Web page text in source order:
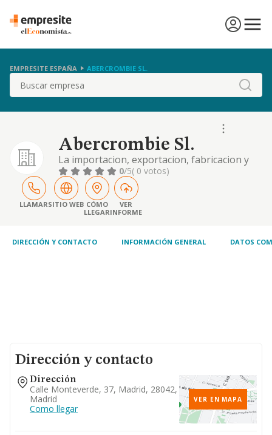
EMPRESITE ESPAÑA ABERCROMBIE SL.
Buscar
Abercrombie Sl.
La importacion, exportacion, fabricacion y
venta al por mayor y al por menor de
prendas y complementos de vestir, calzado y
articulos deportivos
0/5( 0 votos)
LLAMARSITIO WEB CÓMO
LLEGAR
VER
INFORME
DIRECCIÓN Y CONTACTO INFORMACIÓN GENERAL DATOS
Dirección y contacto
Dirección
Calle Monteverde, 37, Madrid, 28042,
Madrid
Como llegar
VER EN MAPA